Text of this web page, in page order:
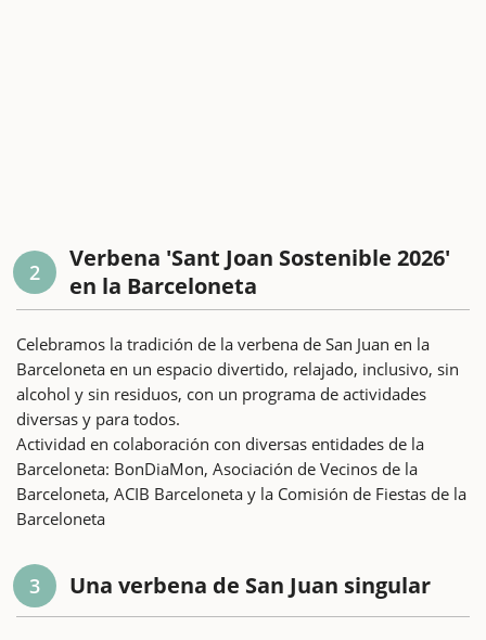
2
Verbena 'Sant Joan Sostenible 2026'
en la Barceloneta
Celebramos la tradición de la verbena de San Juan en la
Barceloneta en un espacio divertido, relajado, inclusivo, sin
alcohol y sin residuos, con un programa de actividades
diversas y para todos.
Actividad en colaboración con diversas entidades de la
Barceloneta: BonDiaMon, Asociación de Vecinos de la
Barceloneta, ACIB Barceloneta y la Comisión de Fiestas de la
Barceloneta
3 Una verbena de San Juan singular